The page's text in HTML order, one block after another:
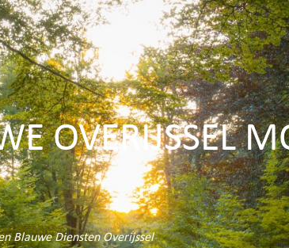
OVERIJSSEL
Blauwe Diensten Overijssel